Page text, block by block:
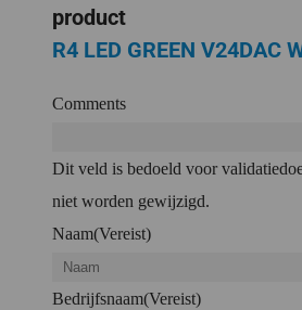
product
R4 LED GREEN V24DAC
Comments
Dit veld is bedoeld voor
niet worden gewijzigd.
Naam(Vereist)
Bedrijfsnaam(Vereist)